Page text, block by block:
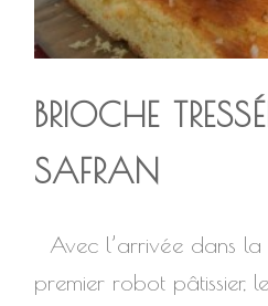
BRIOCHE
SAFRAN
Avec l’arrivée dans la
premier robot pâtissier,